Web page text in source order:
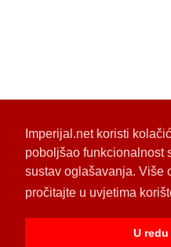
Imperijal.net koristi
poboljšao funkcionalnost
sustav oglašavanja. Više
pročitajte u uvjetima
U redu